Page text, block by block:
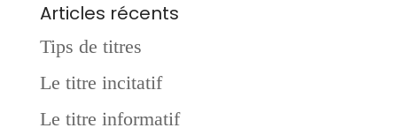
Articles récents
Tips de titres
Le titre incitatif
Le titre informatif